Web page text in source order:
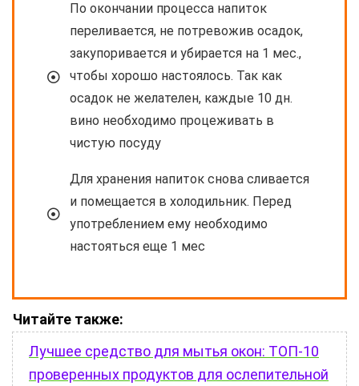
По окончании процесса напиток
переливается, не потревожив осадок,
закупоривается и убирается на 1 мес.,
чтобы хорошо настоялось. Так как
осадок не желателен, каждые 10 дн.
вино необходимо процеживать в
чистую посуду
Для хранения напиток снова сливается
и помещается в холодильник. Перед
употреблением ему необходимо
настояться еще 1 мес
Читайте также:
Лучшее средство для мытья окон: ТОП-10
проверенных продуктов для ослепительной